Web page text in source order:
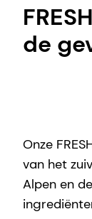
de
Onze
van het
Alpen en